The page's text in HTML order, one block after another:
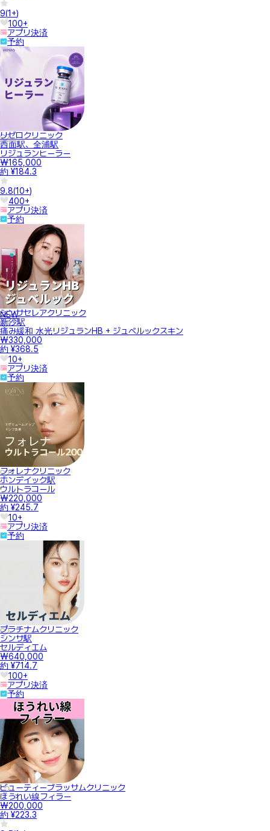
9(1+)
100+
アプリ決済
予約
リゼロクリニック
西面駅、全浦駅
リジュランヒーラー
₩165,000
約 ¥184.3
9.8(10+)
400+
アプリ決済
予約
NEW
シンサセレアクリニック
新沙駅
痛み緩和 水光リジュランHB + ジュベルックスキン
₩330,000
約 ¥368.5
10+
アプリ決済
予約
フォレナクリニック
ホンデイック駅
ウルトラコール
₩220,000
約 ¥245.7
10+
アプリ決済
予約
プラチナムクリニック
シンサ駅
セルディエム
₩640,000
約 ¥714.7
100+
アプリ決済
予約
ビューティーブラッサムクリニック
ほうれい線フィラー
₩200,000
約 ¥223.3